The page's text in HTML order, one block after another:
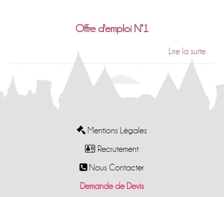
Offre d'emploi N°1
Mentions Légales
Recrutement
Nous Contacter
Demande de Devis